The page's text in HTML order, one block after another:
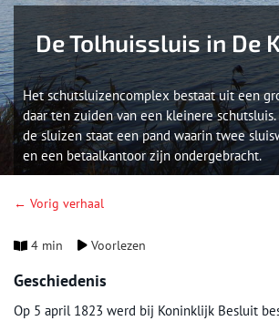
De Tolhuissluis in De
Het schutsluizencomplex bestaat uit een
daar ten zuiden van een kleinere schutsluis.
de sluizen staat een pand waarin twee
en een betaalkantoor zijn ondergebracht.
← Vorig verhaal
4 min Voorlezen
Geschiedenis
Op 5 april 1823 werd bij Koninklijk Besluit